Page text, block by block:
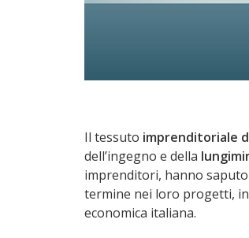
Il tessuto imprenditoriale
dell’ingegno e della
imprenditori, hanno
termine nei loro progetti,
economica italiana.